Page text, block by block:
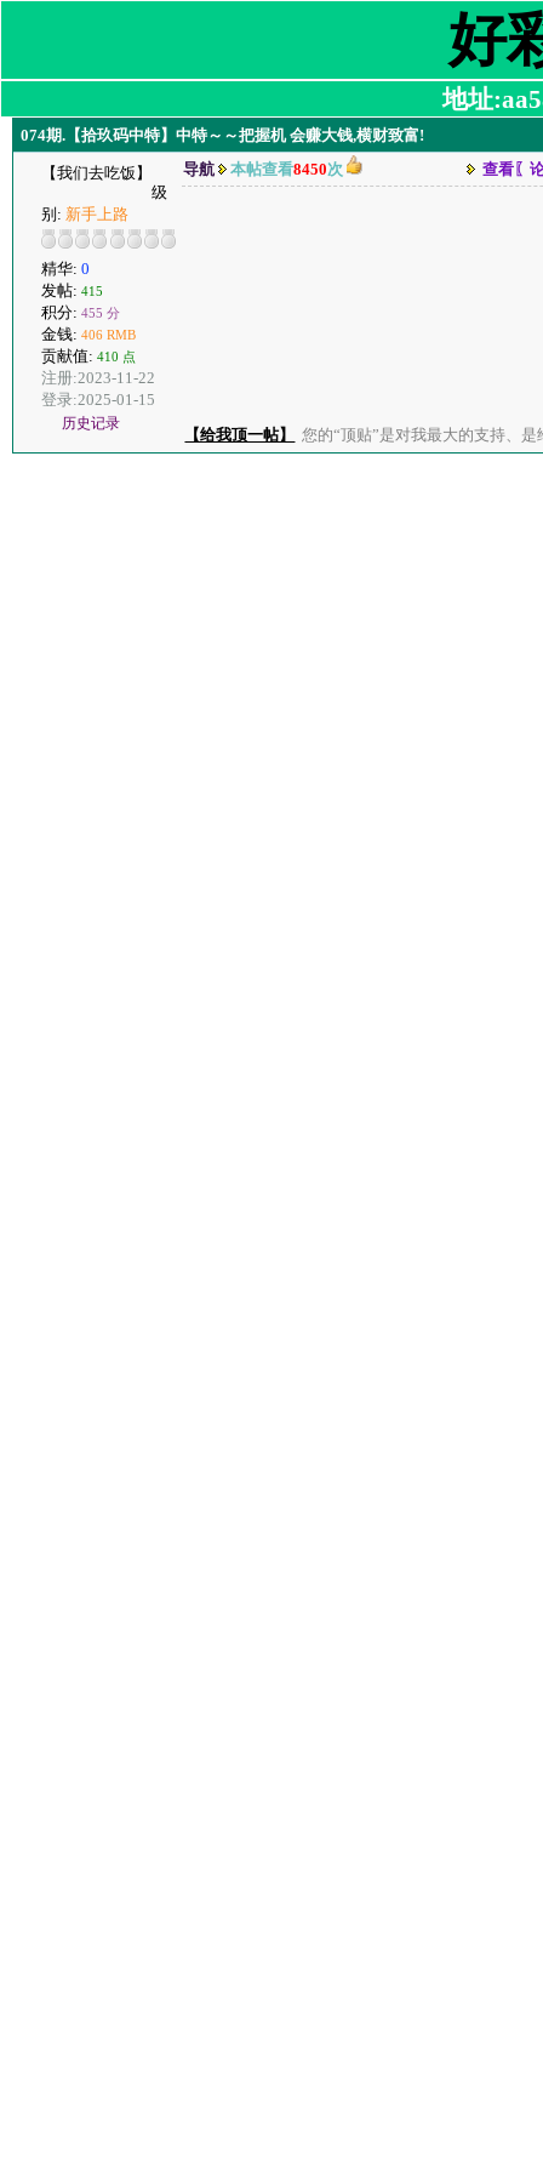
好
地址
074期.【拾玖码中特】中特～～把握机 会赚大钱,横财致富!
【我们去吃饭】
级
别: 新手上路
精华: 0
发帖: 415
积分: 455 分
金钱: 406 RMB
贡献值: 410 点
注册:2023-11-22
登录:2025-01-15
历史记录
导航 本帖查看8450次 查看〖
【给我顶一帖】 您的“顶贴”是对我最大的支持、